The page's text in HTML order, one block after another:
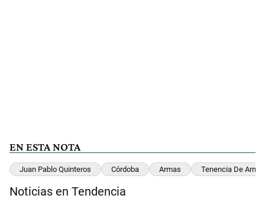
EN ESTA NOTA
Juan Pablo Quinteros Córdoba Armas Tenencia De
Noticias en Tendencia